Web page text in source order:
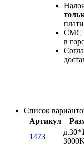
СМС
в
Список
Артикул
1473
3000K